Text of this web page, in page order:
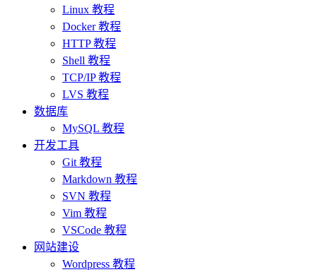
Linux 教程
Docker 教程
HTTP 教程
Shell 教程
TCP/IP 教程
LVS 教程
数据库
MySQL 教程
开发工具
Git 教程
Markdown 教程
SVN 教程
Vim 教程
VSCode 教程
网站建设
Wordpress 教程